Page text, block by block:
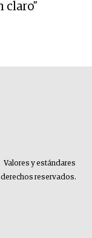
claro”
Valores y estándares
reservados.